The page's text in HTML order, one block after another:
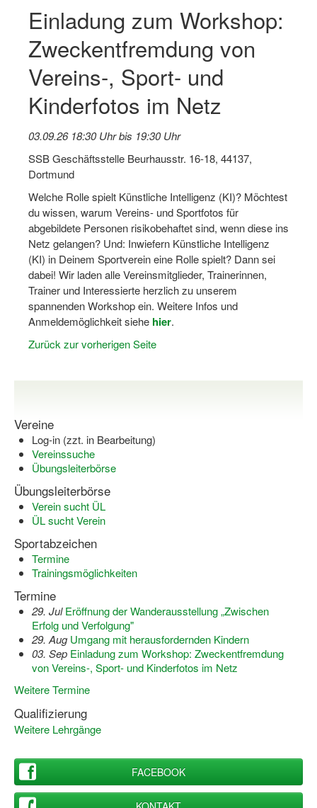
Fachtag Bildung braucht Bewegung
Erste-Hilfe-Ausbildung
Anmeldeformular / Anmeldebedingungen
Bezuschussung Qualifizierung für Dortmunder
Projekte
Open Sports Day
Mädchen in Mannschaftssportarten
Bewegungszwerge
Bewegungskindergarten
Mini-Sportabzeichen
Sportgutschein 4.0
Integration durch Sport
NRW bewegt seine KINDER!
Bewegt zu Hause
Bewegt ÄLTER werden in NRW!
Bewegt GESUND bleiben in NRW!
Aktionen zu "Bewegt Älter werden" / "Bewegt gesund
Bewegungsmodel
SSB-Sport
Gymnastik und Entspannung für Frauen
Koronarsport
Seniorensport
Reha-Sportangebote in NRW suchen
Einladung zum Workshop:
Zweckentfremdung von
Vereins-, Sport- und
Kinderfotos im Netz
03.09.26 18:30 Uhr bis 19:30 Uhr
SSB Geschäftsstelle Beurhausstr. 16-18, 44137,
Dortmund
Welche Rolle spielt Künstliche Intelligenz (KI)? Möchtest
du wissen, warum Vereins- und Sportfotos für
abgebildete Personen risikobehaftet sind, wenn diese ins
Netz gelangen? Und: Inwiefern Künstliche Intelligenz
(KI) in Deinem Sportverein eine Rolle spielt? Dann sei
dabei! Wir laden alle Vereinsmitglieder, Trainerinnen,
Trainer und Interessierte herzlich zu unserem
spannenden Workshop ein. Weitere Infos und
Anmeldemöglichkeit siehe hier.
Zurück zur vorherigen Seite
Vereine
Log-in (zzt. in Bearbeitung)
Vereinssuche
Übungsleiterbörse
Übungsleiterbörse
Verein sucht ÜL
ÜL sucht Verein
Sportabzeichen
Termine
Trainingsmöglichkeiten
Termine
29. Jul Eröffnung der Wanderausstellung „Zwischen
Erfolg und Verfolgung"
29. Aug Umgang mit herausfordernden Kindern
03. Sep Einladung zum Workshop: Zweckentfremdung
von Vereins-, Sport- und Kinderfotos im Netz
Weitere Termine
Qualifizierung
Weitere Lehrgänge
FACEBOOK